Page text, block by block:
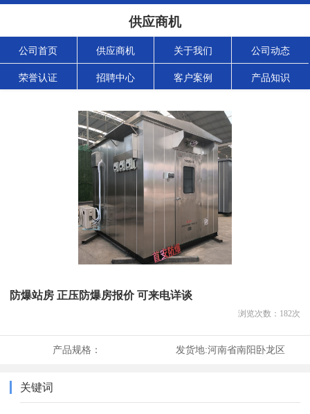
供应商机
公司首页 供应商机 关于我们 公司动态
荣誉认证 招聘中心 客户案例 产品知识
防爆站房 正压防爆房报价 可来电详谈
浏览次数： 182次
产品规格： 发货地:河南省南阳卧龙区
关键词